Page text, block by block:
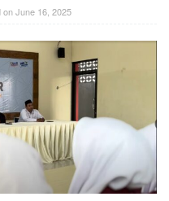
onJune 16, 2025